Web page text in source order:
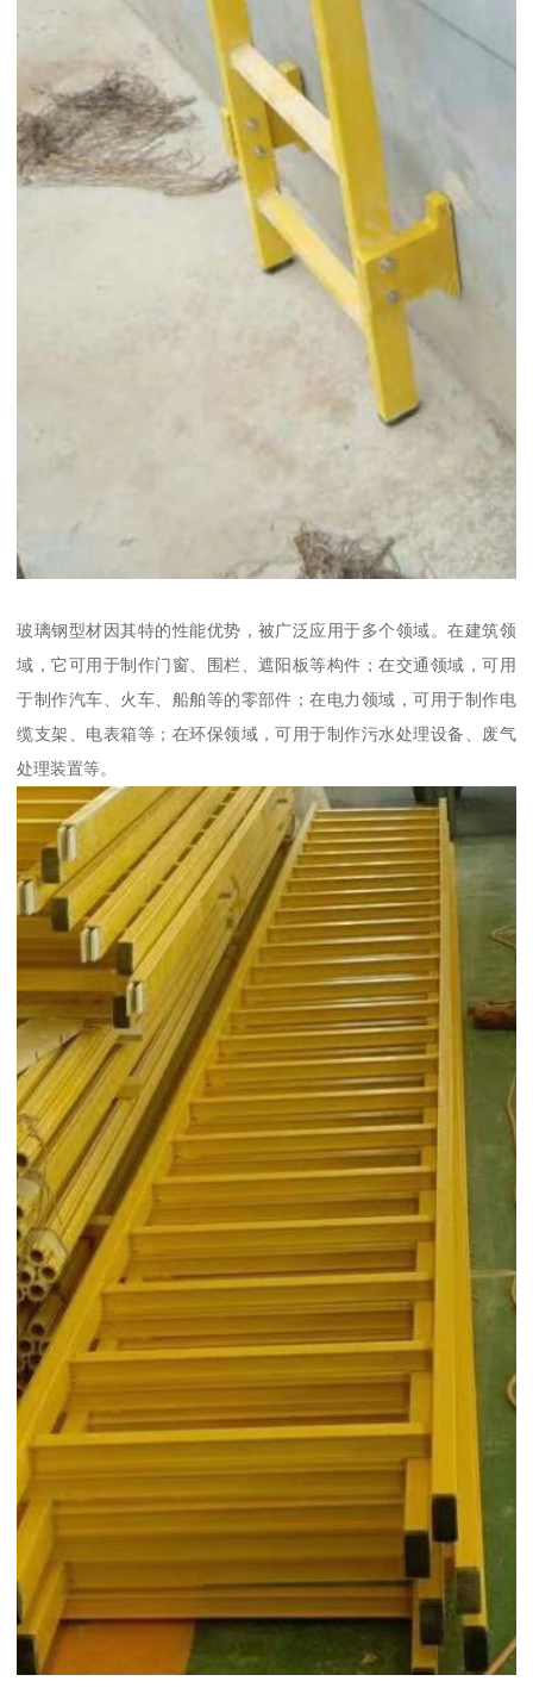
玻璃钢型材因其特的性能优势，被广泛应用于多个领域。在建筑领
域，它可用于制作门窗、围栏、遮阳板等构件；在交通领域，可用
于制作汽车、火车、船舶等的零部件；在电力领域，可用于制作电
缆支架、电表箱等；在环保领域，可用于制作污水处理设备、废气
处理装置等。